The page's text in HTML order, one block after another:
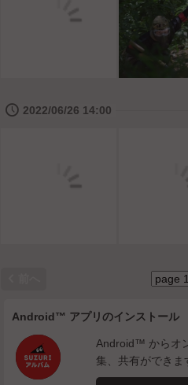
🕔 2022/06/26 14:00
Android™ アプリのインストール
Android™ からオ
集、共有ができま